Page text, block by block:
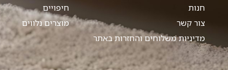
חנות
צור קשר
מדיניות משלוחים והחזרות באתר
חיפויים
מוצרים נלווים